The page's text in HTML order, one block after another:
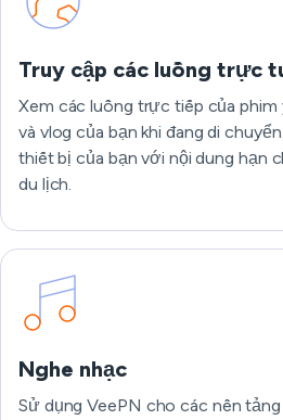
Truy cập các luồng trực
Xem các luồng trực tiếp của
và vlog của bạn khi đang di
thiết bị của bạn với nội dung hạn
du lịch.
Nghe nhạc
Sử dụng VeePN cho các nền